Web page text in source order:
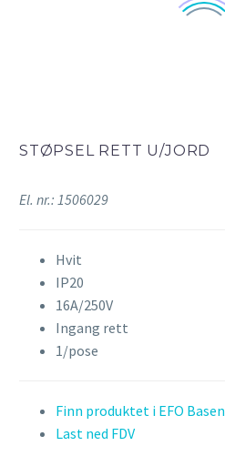
STØPSEL RETT U/JORD
El. nr.: 1506029
Hvit
IP20
16A/250V
Ingang rett
1/pose
Finn produktet i EFO Basen
Last ned FDV